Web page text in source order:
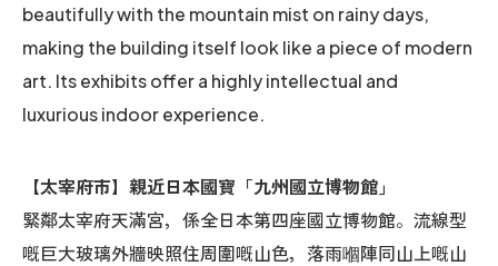
beautifully with the mountain mist on rainy days,
making the building itself look like a piece of modern
art. Its exhibits offer a highly intellectual and
luxurious indoor experience.
【太宰府市】親近日本國寶「九州國立博物館」
緊鄰太宰府天滿宮，係全日本第四座國立博物館。流線型
嘅巨大玻璃外牆映照住周圍嘅山色，落雨嗰陣同山上嘅山